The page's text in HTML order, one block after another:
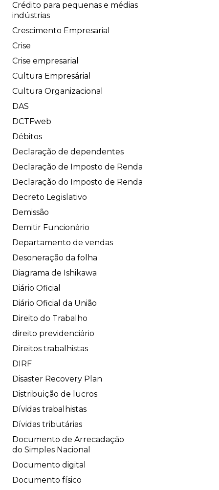
Crédito para pequenas e médias
indústrias
Crescimento Empresarial
Crise
Crise empresarial
Cultura Empresárial
Cultura Organizacional
DAS
DCTFweb
Débitos
Declaração de dependentes
Declaração de Imposto de Renda
Declaração do Imposto de Renda
Decreto Legislativo
Demissão
Demitir Funcionário
Departamento de vendas
Desoneração da folha
Diagrama de Ishikawa
Diário Oficial
Diário Oficial da União
Direito do Trabalho
direito previdenciário
Direitos trabalhistas
DIRF
Disaster Recovery Plan
Distribuição de lucros
Dívidas trabalhistas
Dívidas tributárias
Documento de Arrecadação
do Simples Nacional
Documento digital
Documento físico